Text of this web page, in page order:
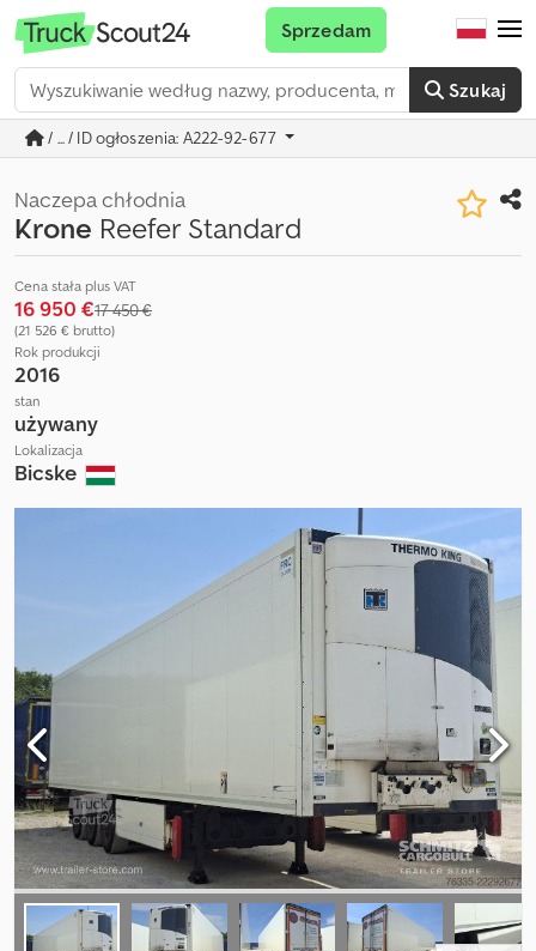
Szukaj
Sprzedam
/ ... / ID ogłoszenia: A222-92-677
Naczepa chłodnia
Krone Reefer Standard
Cena stała plus VAT
16 950 €17 450 €
(21 526 € brutto)
Rok produkcji
2016
stan
używany
Lokalizacja
Bicske